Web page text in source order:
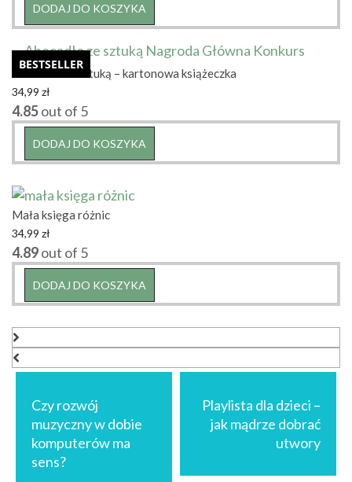
DODAJ DO KOSZYKA
BESTSELLER
Abecadło ze sztuką – kartonowa książeczka
34,99 zł
4.85out of 5
DODAJ DO KOSZYKA
Mała księga różnic
34,99 zł
4.89out of 5
DODAJ DO KOSZYKA
Nawigacja
wpisu
Czy rozwój
muzyczny w dobie
komputerów ma
sens?
Playlista dla dzieci –
jak mądrze dobrać
utwory